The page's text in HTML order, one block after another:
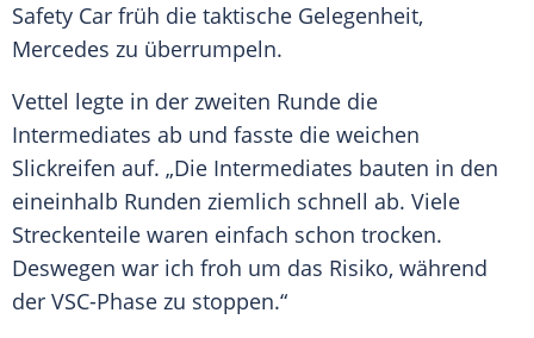
Safety Car früh die taktische Gelegenheit,
Mercedes zu überrumpeln.
Vettel legte in der zweiten Runde die
Intermediates ab und fasste die weichen
Slickreifen auf. „Die Intermediates bauten in den
eineinhalb Runden ziemlich schnell ab. Viele
Streckenteile waren einfach schon trocken.
Deswegen war ich froh um das Risiko, während
der VSC-Phase zu stoppen.“